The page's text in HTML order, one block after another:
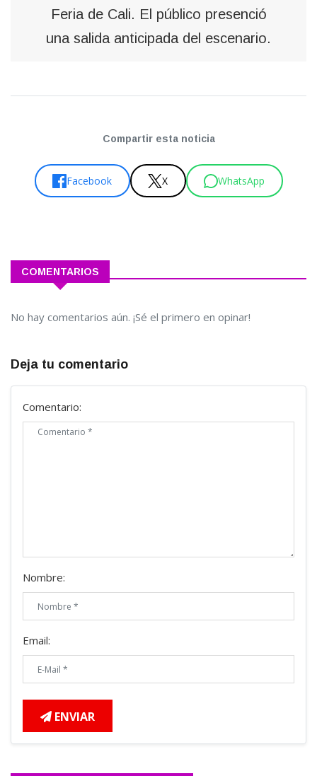
Feria de Cali. El público presenció
una salida anticipada del escenario.
Compartir esta noticia
Facebook X WhatsApp
COMENTARIOS
No hay comentarios aún. ¡Sé el primero en opinar!
Deja tu comentario
Comentario:
Nombre:
Email:
ENVIAR